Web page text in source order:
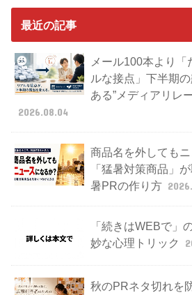
最近の記事
メール100本より「
ルな接点」下半期
ある”メディアリレ
2026.08.04
商品名を外しても
「猛暑対策商品」
暑PRの作り方
「続きはWEBで」
妙な心理トリック
秋のPRネタ切れを